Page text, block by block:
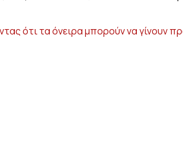
ότι τα όνειρα μπορούν να γίνουν